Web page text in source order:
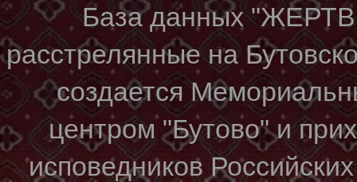
База данных
расстрелянные на
создается
центром "Бутово" и
исповедников